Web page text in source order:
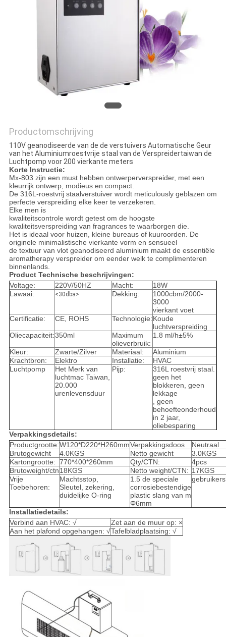
Productomschrijving
110V geanodiseerde van de de verstuivers Automatische Geur
van het Aluminiumroestvrije staal van de Verspreidertaiwan de
Luchtpomp voor 200 vierkante meters
Korte Instructie:
Mx-803 zijn een must hebben ontwerperverspreider, met een
kleurrijk ontwerp, modieusen compact.
De 316L-roestvrij staalverstuiver wordt meticulously geblazen om
perfecte verspreiding elke keer te verzekeren.
Elke men is
kwaliteitscontrole wordt getest om de hoogste
kwaliteitsverspreiding van fragrances te waarborgen die.
Het is ideaal voor huizen, kleine bureaus of kuuroorden. De
originele minimalistische vierkante vorm en sensueel
de textuur van vlot geanodiseerd aluminium maakt de essentiële
aromatherapy verspreider om eender welk te complimenteren
binnenlands.
Product Technische beschrijvingen:
Voltage:
220V/50HZ Macht:
18W
Lawaai:
<30dba> Dekking:
1000cbm/2000-
3000
vierkant voet
Certificatie:
CE, ROHS Technologie:Koude
luchtverspreiding
Oliecapaciteit:350ml
Maximum
olieverbruik:
1.8 ml/h±5%
Kleur: Zwarte/Zilver Materiaal:
Aluminium
Krachtbron:
Elektro Installatie:
HVAC
Luchtpomp
Het Merk van
luchtmac Taiwan,
20.000
urenlevensduur
Pijp:
316L roestvrij staal.
geen het
blokkeren, geen
lekkage
, geen
behoefteonderhoud
in 2 jaar,
oliebesparing
Verpakkingsdetails:
Productgrootte:W120*D220*H260mmVerpakkingsdoos
Neutraal
Brutogewicht
4.0KGS Netto gewicht
3.0KGS
Kartongrootte: 770*400*260mm Qty/CTN:
4pcs
Brutoweight/ctn18KGS Netto weight/CTN: 17KGS
Vrije
Toebehoren:
Machtsstop,
Sleutel, zekering,
duidelijke O-ring
1.5 de speciale
corrosiebestendige
plastic slang van m
Φ6mm
Installatiedetails:
Verbind aan HVAC: √
Zet aan de muur op: ×
Aan het plafond opgehangen: √Tafelbladplaatsing: √